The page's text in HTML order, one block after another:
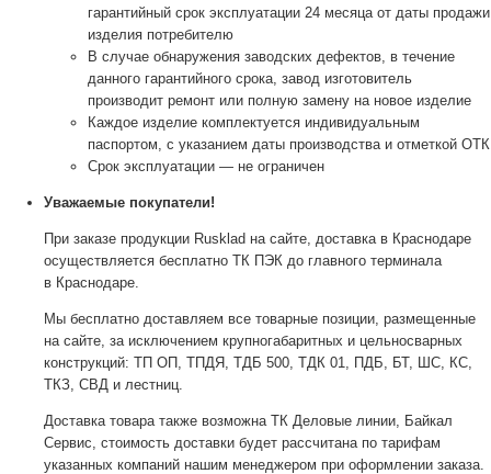
гарантийный срок эксплуатации 24 месяца от даты продажи
изделия потребителю
В случае обнаружения заводских дефектов, в течение
данного гарантийного срока, завод изготовитель
производит ремонт или полную замену на новое изделие
Каждое изделие комплектуется индивидуальным
паспортом, с указанием даты производства и отметкой ОТК
Срок эксплуатации — не ограничен
Уважаемые покупатели!
При заказе продукции Rusklad на сайте, доставка в Краснодаре
осуществляется бесплатно ТК ПЭК до главного терминала
в Краснодаре.
Мы бесплатно доставляем все товарные позиции, размещенные
на сайте, за исключением крупногабаритных и цельносварных
конструкций: ТП ОП, ТПДЯ, ТДБ 500, ТДК 01, ПДБ, БТ, ШС, КС,
ТКЗ, СВД и лестниц.
Доставка товара также возможна ТК Деловые линии, Байкал
Сервис, стоимость доставки будет рассчитана по тарифам
указанных компаний нашим менеджером при оформлении заказа.